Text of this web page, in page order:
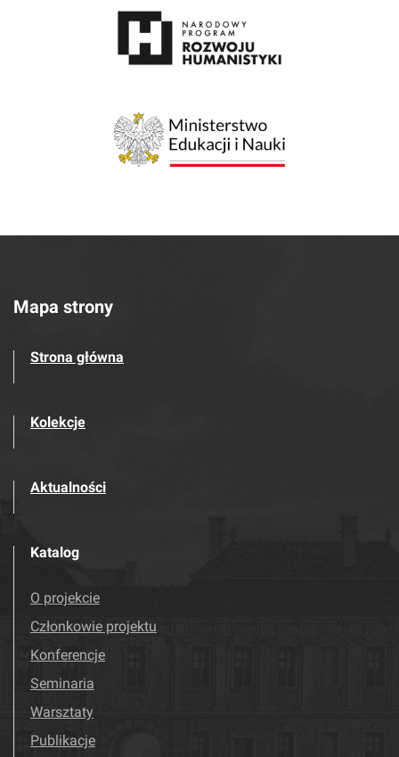
Mapa strony
Strona główna
Kolekcje
Aktualności
Katalog
O projekcie
Członkowie projektu
Konferencje
Seminaria
Warsztaty
Publikacje